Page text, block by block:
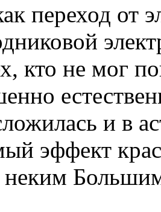
переход от
кто не мог
и в
эффект
неким